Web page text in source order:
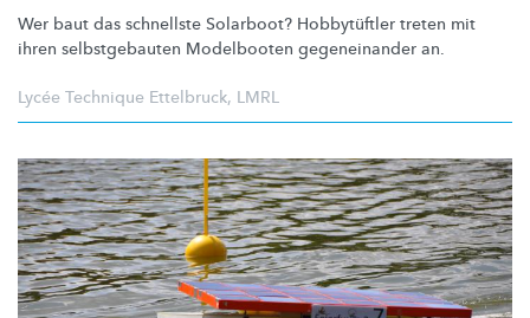
Wer baut das schnellste Solarboot? Hobbytüftler treten mit
ihren selbstgebauten Modelbooten gegeneinander an.
Lycée Technique Ettelbruck, LMRL